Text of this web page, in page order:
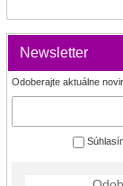
Newsletter
Odoberajte aktuálne